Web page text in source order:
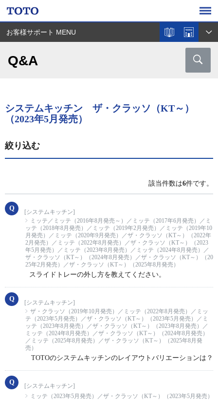
お客様サポート MENU
Q&A
システムキッチン ザ・クラッソ（KT～）
（2023年5月発売）
絞り込む
該当件数は6件です。
[システムキッチン]
ミッテ／ミッテ（2016年8月発売～）／ミッテ（2017年6月発売）／ミ
ッテ（2018年8月発売）／ミッテ（2019年2月発売）／ミッテ（2019年10
月発売）／ミッテ（2020年9月発売）／ザ・クラッソ（KT～）（2022年
2月発売）／ミッテ（2022年8月発売）／ザ・クラッソ（KT～）（2023
年5月発売）／ミッテ（2023年8月発売）／ミッテ（2024年8月発売）／
ザ・クラッソ（KT～）（2024年8月発売）／ザ・クラッソ（KT～）（20
25年2月発売）／ザ・クラッソ（KT～）（2025年8月発売）
スライドトレーの外し方を教えてください。
[システムキッチン]
ザ・クラッソ（2019年10月発売）／ミッテ（2022年8月発売）／ミッ
テ（2023年5月発売）／ザ・クラッソ（KT～）（2023年5月発売）／ミ
ッテ（2023年8月発売）／ザ・クラッソ（KT～）（2023年8月発売）／
ミッテ（2024年8月発売）／ザ・クラッソ（KT～）（2024年8月発売）
／ミッテ（2025年8月発売）／ザ・クラッソ（KT～）（2025年8月発
売）
TOTOのシステムキッチンのレイアウトバリエーションは？
[システムキッチン]
ミッテ（2023年5月発売）／ザ・クラッソ（KT～）（2023年5月発売）